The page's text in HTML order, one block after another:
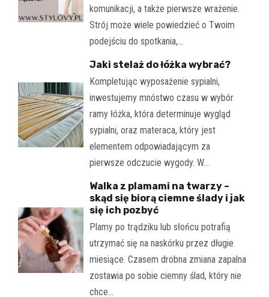
komunikacji, a także pierwsze wrażenie.
Strój może wiele powiedzieć o Twoim
podejściu do spotkania,…
Jaki stelaż do łóżka wybrać?
Kompletując wyposażenie sypialni,
inwestujemy mnóstwo czasu w wybór
ramy łóżka, która determinuje wygląd
sypialni, oraz materaca, który jest
elementem odpowiadającym za
pierwsze odczucie wygody. W…
Walka z plamami na twarzy –
skąd się biorą ciemne ślady i jak
się ich pozbyć
Plamy po trądziku lub słońcu potrafią
utrzymać się na naskórku przez długie
miesiące. Czasem drobna zmiana zapalna
zostawia po sobie ciemny ślad, który nie
chce…